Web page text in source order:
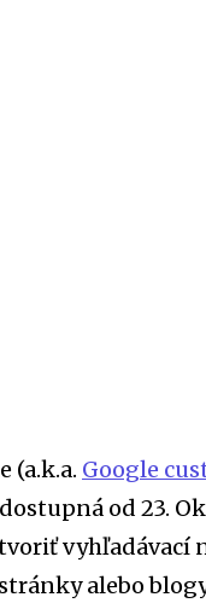
(a.k.a. Google
od 23.
vyhľadávací
alebo